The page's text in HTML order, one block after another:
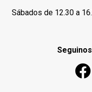
Sábados de 12.30 a